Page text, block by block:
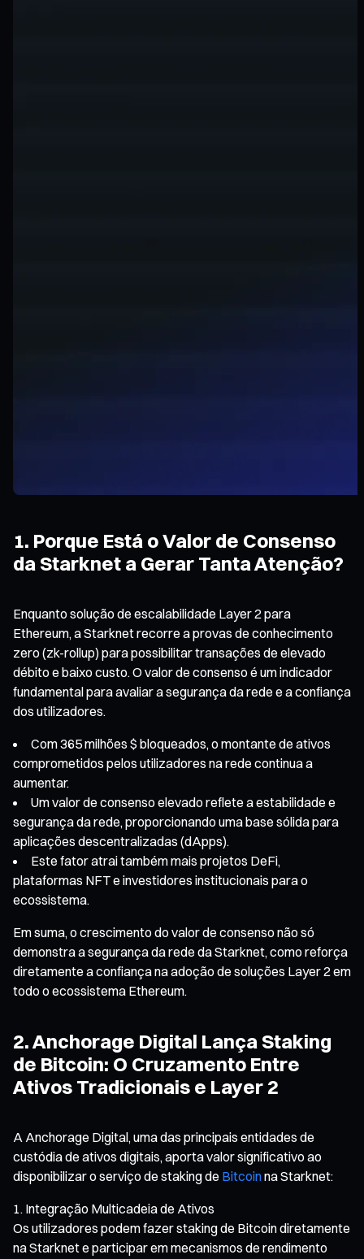
1. Porque Está o Valor de Consenso
da Starknet a Gerar Tanta Atenção?
Enquanto solução de escalabilidade Layer 2 para
Ethereum, a Starknet recorre a provas de conhecimento
zero (zk-rollup) para possibilitar transações de elevado
débito e baixo custo. O valor de consenso é um indicador
fundamental para avaliar a segurança da rede e a confiança
dos utilizadores.
Com 365 milhões $ bloqueados, o montante de ativos
comprometidos pelos utilizadores na rede continua a
aumentar.
Um valor de consenso elevado reflete a estabilidade e
segurança da rede, proporcionando uma base sólida para
aplicações descentralizadas (dApps).
Este fator atrai também mais projetos DeFi,
plataformas NFT e investidores institucionais para o
ecossistema.
Em suma, o crescimento do valor de consenso não só
demonstra a segurança da rede da Starknet, como reforça
diretamente a confiança na adoção de soluções Layer 2 em
todo o ecossistema Ethereum.
2. Anchorage Digital Lança Staking
de Bitcoin: O Cruzamento Entre
Ativos Tradicionais e Layer 2
A Anchorage Digital, uma das principais entidades de
custódia de ativos digitais, aporta valor significativo ao
disponibilizar o serviço de staking de Bitcoinna Starknet:
Integração Multicadeia de Ativos
Os utilizadores podem fazer staking de Bitcoin diretamente
na Starknet e participar em mecanismos de rendimento